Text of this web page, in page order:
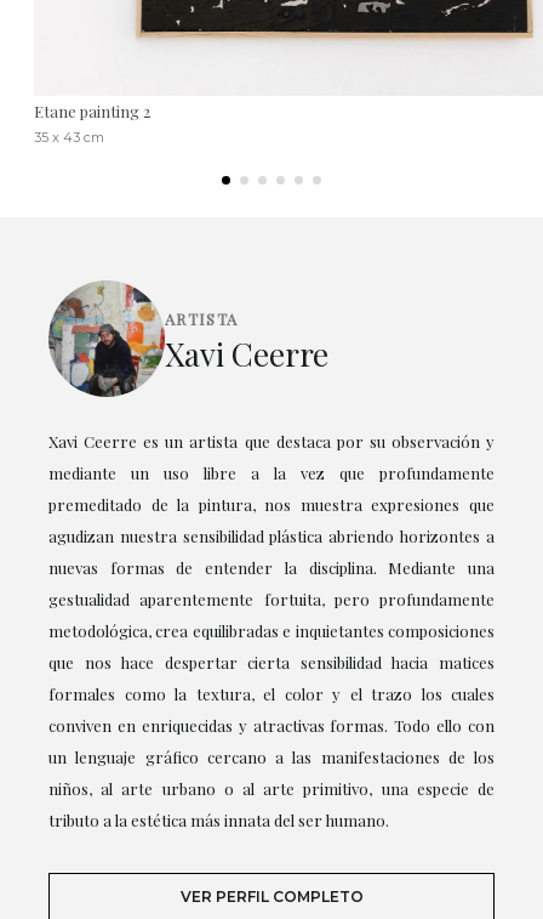
Etane painting 2
35 x 43 cm
ARTISTA
Xavi Ceerre
Xavi Ceerre es un artista que destaca por su observación y
mediante un uso libre a la vez que profundamente
premeditado de la pintura, nos muestra expresiones que
agudizan nuestra sensibilidad plástica abriendo horizontes a
nuevas formas de entender la disciplina. Mediante una
gestualidad aparentemente fortuita, pero profundamente
metodológica, crea equilibradas e inquietantes composiciones
que nos hace despertar cierta sensibilidad hacia matices
formales como la textura, el color y el trazo los cuales
conviven en enriquecidas y atractivas formas. Todo ello con
un lenguaje gráfico cercano a las manifestaciones de los
niños, al arte urbano o al arte primitivo, una especie de
tributo a la estética más innata del ser humano.
VER PERFIL COMPLETO